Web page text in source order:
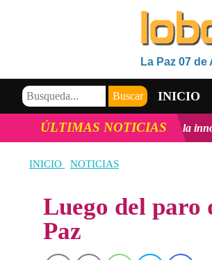
La Paz 07
INICIO
VIDEOS
ÚLTIMAS NOTICIAS
Tecnológico, la innovación y la
INICIO NOTICIAS
Luego del paro
Paz